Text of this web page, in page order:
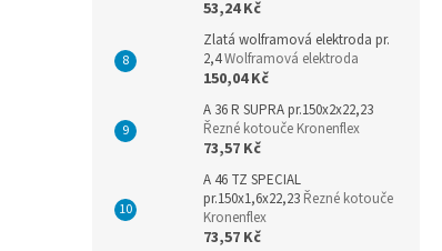
53,24 Kč
Zlatá wolframová elektroda pr.
2,4Wolframová elektroda
150,04 Kč
A 36 R SUPRA pr.150x2x22,23
Řezné kotouče Kronenflex
73,57 Kč
A 46 TZ SPECIAL
pr.150x1,6x22,23 Řezné kotouče
Kronenflex
73,57 Kč